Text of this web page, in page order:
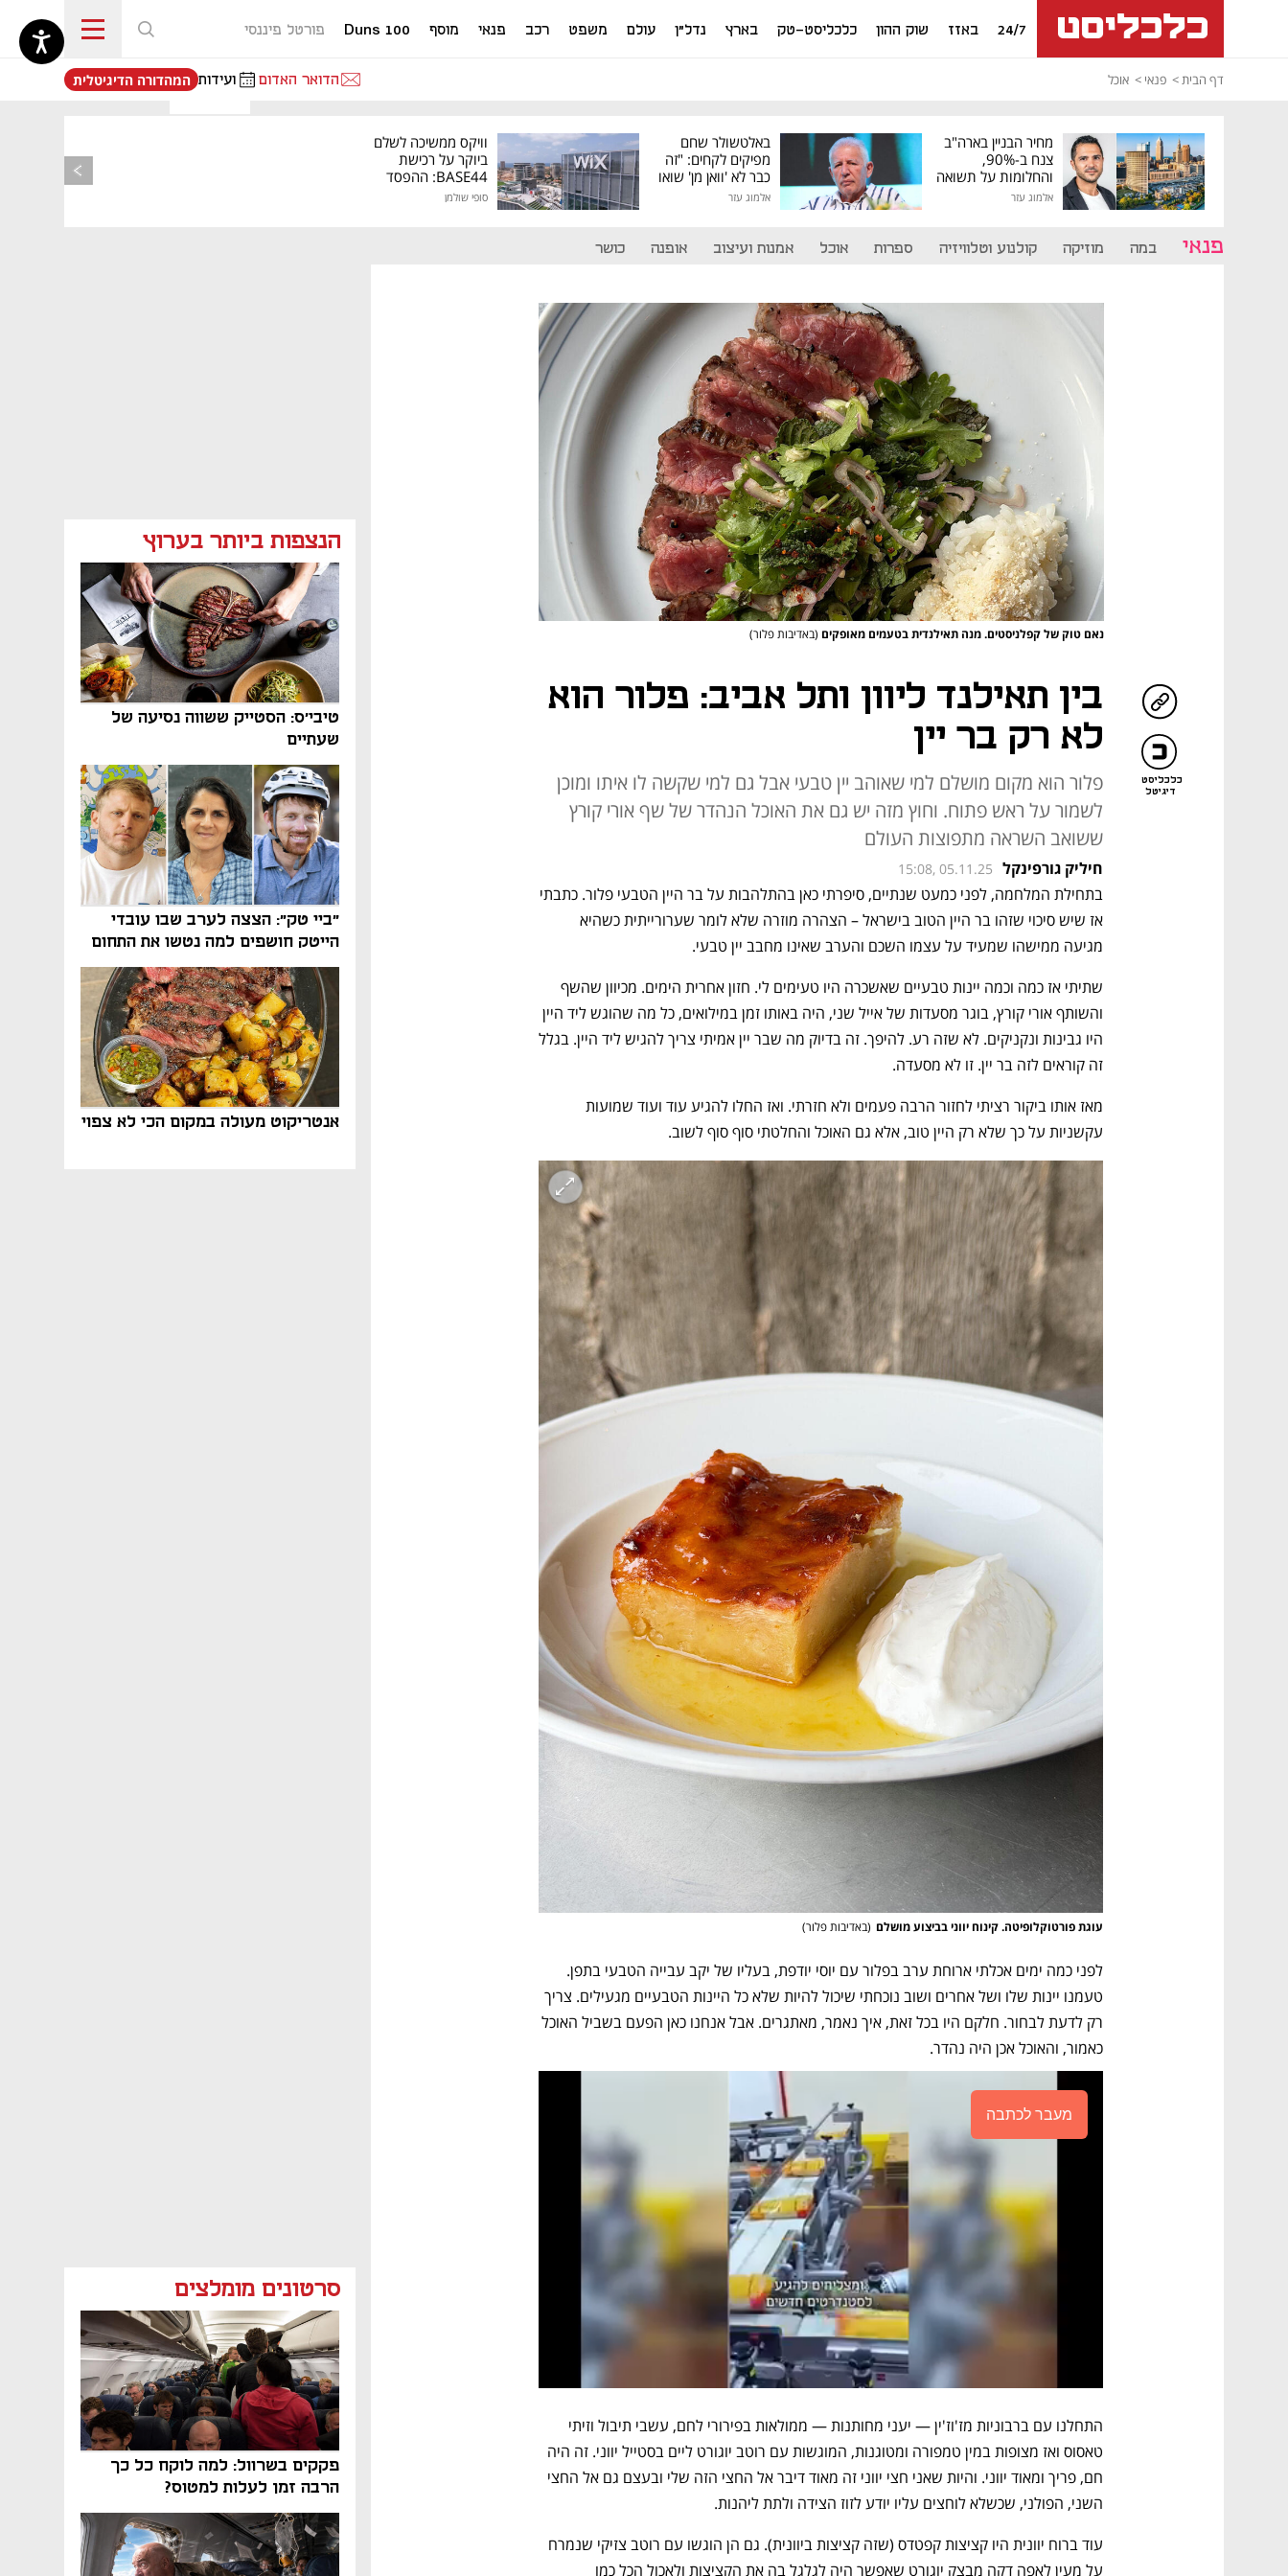
24/7 באזז שוק ההון כלכליסט-טק בארץ נדל"ן עולם משפט רכב פנאי מוסף Duns 100 פורטל פיננסי
דף הבית פנאי אוכל הדואר האדום ועידות
נפתח בכרטיסייה חדשה
המהדורה הדיגיטלית
מחיר הבניין בארה"ב
צנח ב-90%,
והחלומות על תשואה
גבוהה התנפצו
אלמוג עזר
באלטשולר שחם
מפיקים לקחים: "זה
כבר לא 'וואן מן' שואו
של גילעד"
אלמוג עזר
וויקס ממשיכה לשלם
ביוקר על רכישת
BASE44: ההפסד
סופי שולמן
פנאי במה מוזיקה קולנוע וטלוויזיה ספרות אוכל אמנות ועיצוב אופנה כושר
הנצפות ביותר בערוץ
טיבי'ס: הסטייק ששווה נסיעה של
שעתיים
"ביי טק": הצצה לערב שבו עובדי
הייטק חושפים למה נטשו את התחום
אנטריקוט מעולה במקום הכי לא צפוי
סרטונים מומלצים
פקקים בשרוול: למה לוקח כל כך
הרבה זמן לעלות למטוס?
נאם טוק של קפלניסטים. מנה תאילנדית בטעמים מאופקים (באדיבות פלור)
כלכליסט
דיגיטל
בין תאילנד ליוון ותל אביב: פלור הוא
לא רק בר יין
פלור הוא מקום מושלם למי שאוהב יין טבעי אבל גם למי שקשה לו איתו ומוכן
לשמור על ראש פתוח. וחוץ מזה יש גם את האוכל הנהדר של שף אורי קורץ
ששואב השראה מתפוצות העולם
חיליק גורפינקל 15:08, 05.11.25
מגיעה ממישהו שמעיד על עצמו השכם והערב שאינו מחבב יין טבעי.
זה קוראים לזה בר יין. זו לא מסעדה.
עקשניות על כך שלא רק היין טוב, אלא גם האוכל והחלטתי סוף סוף לשוב.
עוגת פורטוקלופיטה. קינוח יווני בביצוע מושלם (באדיבות פלור)
כאמור, והאוכל אכן היה נהדר.
מעבר לכתבה
השני, הפולני, שכשלא לוחצים עליו יודע לזוז הצידה ולתת ליהנות.